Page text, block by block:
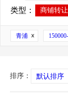
类型： 商铺转让
青浦
排序： 默认排序